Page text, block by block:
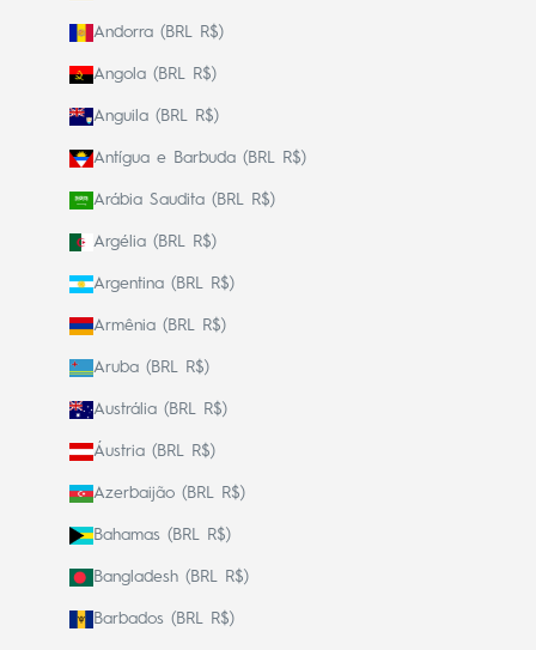
Andorra (BRL R$)
Angola (BRL R$)
Anguila (BRL R$)
Antígua e Barbuda (BRL R$)
Arábia Saudita (BRL R$)
Argélia (BRL R$)
Argentina (BRL R$)
Armênia (BRL R$)
Aruba (BRL R$)
Austrália (BRL R$)
Áustria (BRL R$)
Azerbaijão (BRL R$)
Bahamas (BRL R$)
Bangladesh (BRL R$)
Barbados (BRL R$)